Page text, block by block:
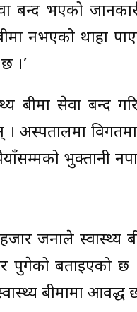
बन्द भएको
नभएको थाहा
।’
बीमा सेवा बन्द
अस्पतालमा
भुक्तानी
जनाले स्वास्थ्य
पुगेको बताइएको
बीमामा आवद्ध